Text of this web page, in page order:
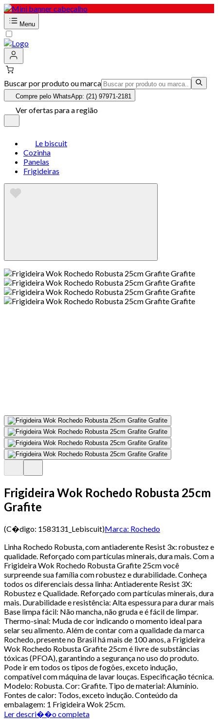
Menu
Buscar por produto ou marca
Compre pelo WhatsApp: (21) 97971-2181
Ver ofertas para a região
Le biscuit
Cozinha
Panelas
Frigideiras
Frigideira Wok Rochedo Robusta 25cm
Grafite
(C�digo: 1583131_Lebiscuit)Marca: Rochedo
Linha Rochedo Robusta, com antiaderente Resist 3x: robustez e
qualidade. Reforçado com partículas minerais, dura mais. Com a
Frigideira Wok Rochedo Robusta Grafite 25cm você
surpreende sua família com robustez e durabilidade. Conheça
todos os diferenciais dessa linha: Antiaderente Resist 3X:
Robustez e Qualidade. Reforçado com partículas minerais, dura
mais. Durabilidade e resistência: Alta espessura para durar mais
Base limpa fácil: Não mancha, não gruda e é fácil de limpar.
Thermo-sinal: Muda de cor indicando o momento ideal para
selar seu alimento. Além de contar com a qualidade da marca
Rochedo, presente no Brasil há mais de 100 anos, a Frigideira
Wok Rochedo Robusta Grafite 25cm é livre de substâncias
tóxicas (PFOA), garantindo a segurança no uso do produto.
Pode ir em todos os tipos de fogões, exceto indução,
compatível com máquina de lavar louças. Especificação técnica.
Modelo: Robusta. Cor: Grafite. Tipo de material: Alumínio.
Fontes de calor: Todos, exceto indução. Conteúdo da
embalagem: 1 Frigideira Wok 25cm.
Ler descri��o completa